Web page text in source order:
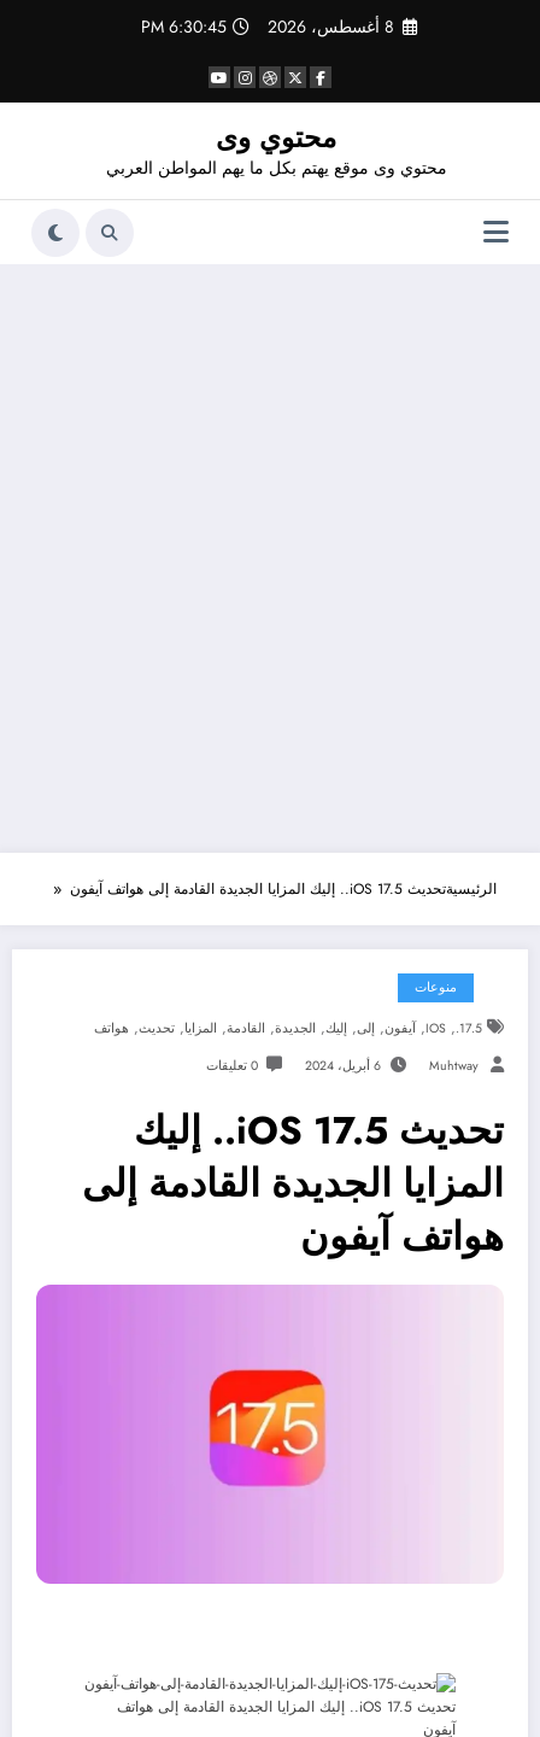
8 أغسطس، 2026 6:30:45 PM
محتوي وى
محتوي وى موقع يهتم بكل ما يهم المواطن العربي
الرئيسيةتحديث iOS 17.5.. إليك المزايا الجديدة القادمة إلى هواتف آيفون
منوعات
17.5.
,
IOS
,آيفون, إلى, إليك, الجديدة, القادمة, المزايا, تحديث, هواتف
Muhtway 6 أبريل، 2024 0 تعليقات
تحديث iOS 17.5.. إليك
المزايا الجديدة القادمة إلى
هواتف آيفون